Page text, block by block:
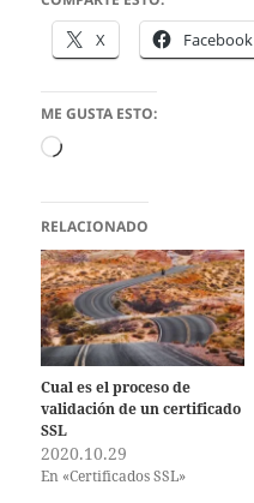
X Facebook
ME GUSTA ESTO:
Cargando...
RELACIONADO
Cual es el proceso de
validación de un certificado
SSL
2020.10.29
En «Certificados SSL»